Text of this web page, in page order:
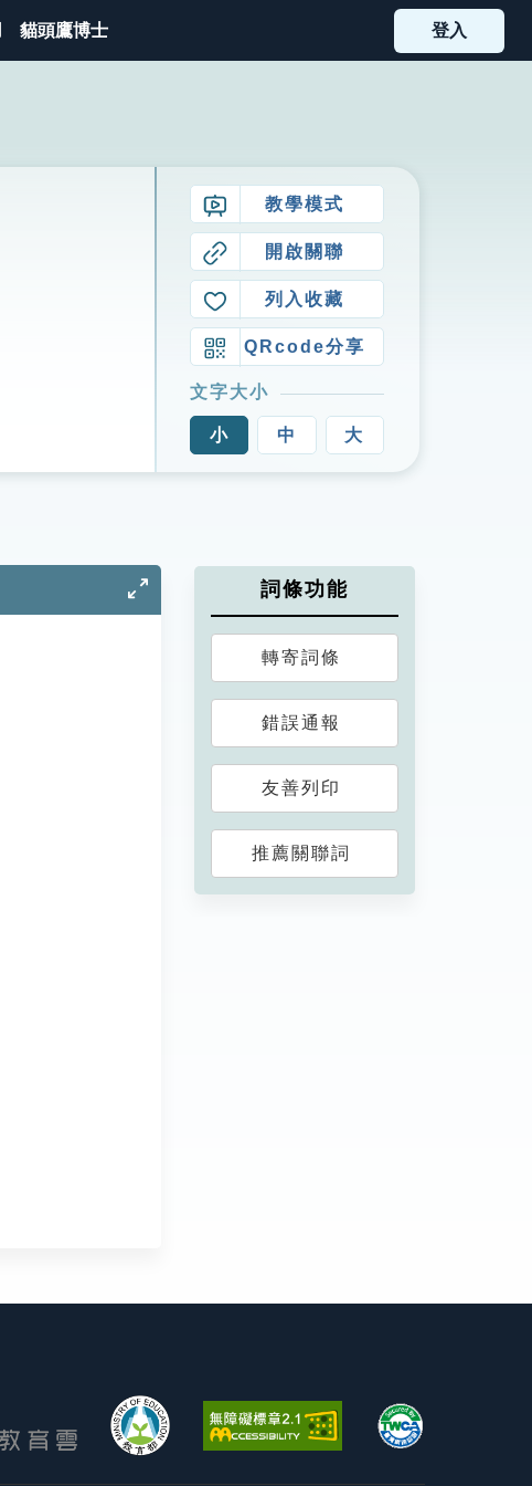
貓頭鷹博士 登入
教學模式
開啟關聯
列入收藏
QRcode分享
文字大小
小 中 大
詞條功能
轉寄詞條
錯誤通報
友善列印
推薦關聯詞